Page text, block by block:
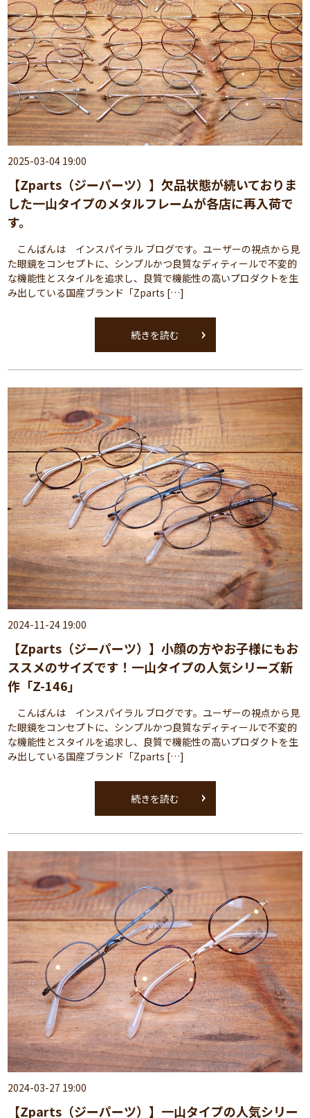
2025-03-04 19:00
【Zparts（ジーパーツ）】欠品状態が続いておりま
した一山タイプのメタルフレームが各店に再入荷で
す。
こんばんは インスパイラル ブログです。ユーザーの視点から見
た眼鏡をコンセプトに、シンプルかつ良質なディティールで不変的
な機能性とスタイルを追求し、良質で機能性の高いプロダクトを生
み出している国産ブランド「Zparts […]
続きを読む
2024-11-24 19:00
【Zparts（ジーパーツ）】小顔の方やお子様にもお
ススメのサイズです！一山タイプの人気シリーズ新
作「Z-146」
こんばんは インスパイラル ブログです。ユーザーの視点から見
た眼鏡をコンセプトに、シンプルかつ良質なディティールで不変的
な機能性とスタイルを追求し、良質で機能性の高いプロダクトを生
み出している国産ブランド「Zparts […]
続きを読む
2024-03-27 19:00
【Zparts（ジーパーツ）】一山タイプの人気シリー